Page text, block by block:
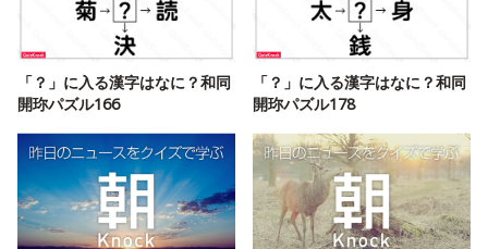
「？」に入る漢字はなに？和同
開珎パズル166
「？」に入る漢字はなに？和同
開珎パズル178